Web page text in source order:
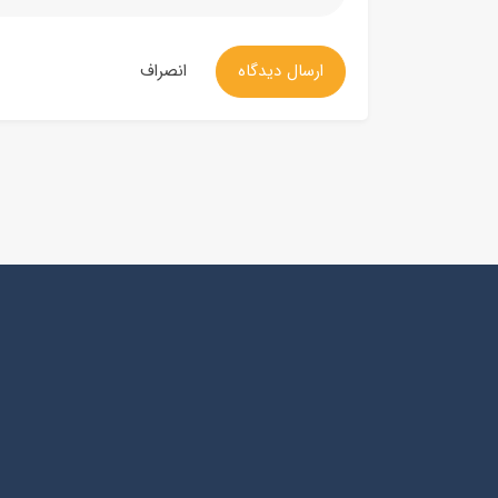
ارسال دیدگاه انصراف